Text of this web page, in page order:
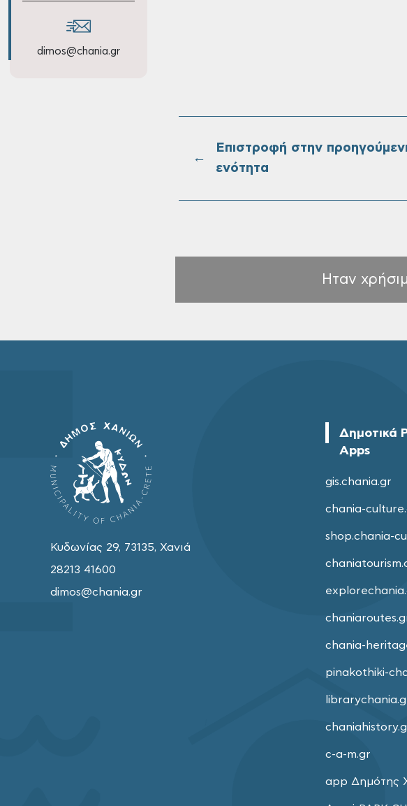
dimos@chania.gr
←
Επιστροφή στην
ενότητα
Ηταν
Κυδωνίας 29, 73135, Χανιά
28213 41600
dimos@chania.gr
Δημοτικά
Apps
gis.chania.gr
chania-
shop.chania-
chania-
pinakothiki-
c-a-m.gr
app Δημότης